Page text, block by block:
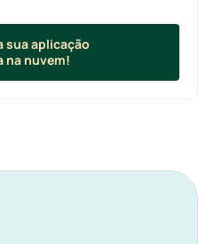
sua aplicação
na nuvem!